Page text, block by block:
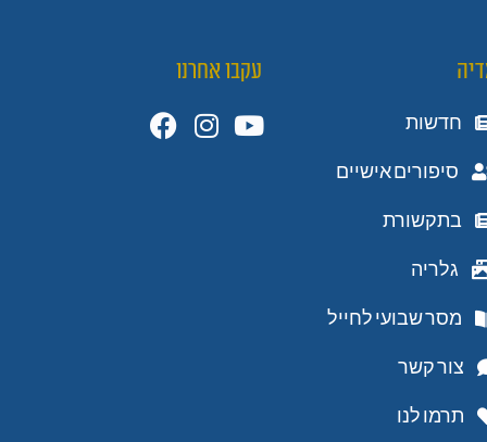
חדשות
סיפורים אישיים
בתקשורת
גלריה
מסר שבועי לחייל
צור קשר
תרמו לנו
עקבו אחרנו